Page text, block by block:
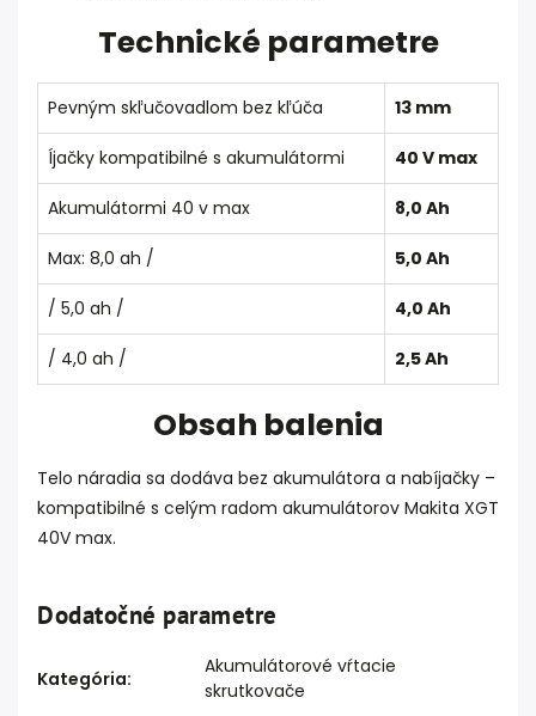
Technické parametre
Pevným skľučovadlom bez kľúča 13 mm
Íjačky kompatibilné s akumulátormi 40 V max
Akumulátormi 40 v max 8,0 Ah
Max: 8,0 ah / 5,0 Ah
/ 5,0 ah / 4,0 Ah
/ 4,0 ah / 2,5 Ah
Obsah balenia
Telo náradia sa dodáva bez akumulátora a nabíjačky –
kompatibilné s celým radom akumulátorov Makita XGT
40V max.
Dodatočné parametre
Kategória:
Akumulátorové vŕtacie
skrutkovače